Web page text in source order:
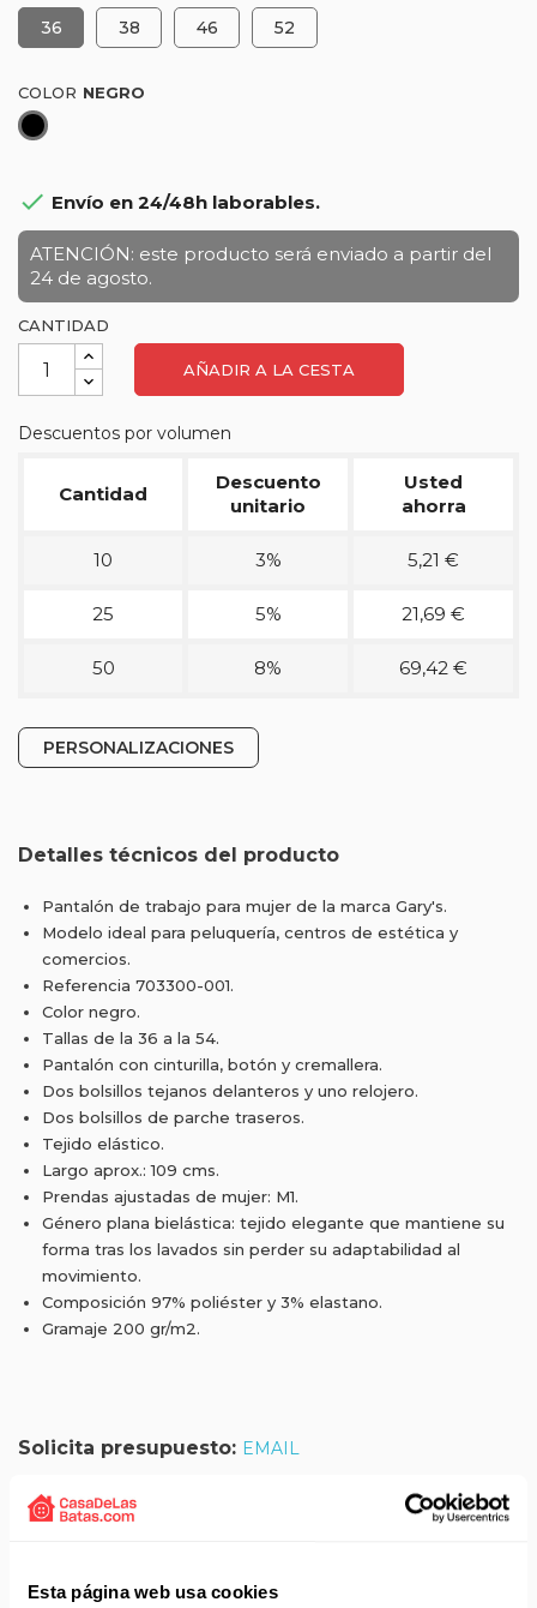
Esta página web usa cookies
36 38 46 52
COLOR
Negro
 Envío en 24/48h laborables.
ATENCIÓN: este producto será enviado a partir del
24 de agosto.
CANTIDAD
AÑADIR A LA CESTA
Descuentos por volumen
Cantidad
Descuento
unitario
Usted
ahorra
10 3% 5,21 €
25 5% 21,69 €
50 8% 69,42 €
PERSONALIZACIONES
Detalles técnicos del producto
Pantalón de trabajo para mujer de la marca Gary's.
Modelo ideal para peluquería, centros de estética y
comercios.
Referencia 703300-001.
Color negro.
Tallas de la 36 a la 54.
Pantalón con cinturilla, botón y cremallera.
Dos bolsillos tejanos delanteros y uno relojero.
Dos bolsillos de parche traseros.
Tejido elástico.
Largo aprox.: 109 cms.
Prendas ajustadas de mujer: M1.
Género plana bielástica: tejido elegante que mantiene su
forma tras los lavados sin perder su adaptabilidad al
movimiento.
Composición 97% poliéster y 3% elastano.
Gramaje 200 gr/m2.
Solicita presupuesto: EMAIL
Envío gratis a partir de 75 €+IVA (90 € IVA incl.)